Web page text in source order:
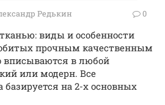
Редькин 0
виды и особенности
прочным качественным
вписываются в любой
или модерн. Все
базируется на 2-х основных